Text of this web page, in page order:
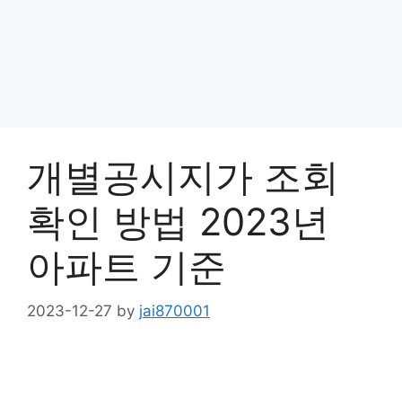
개별공시지가 조회
확인 방법 2023년
아파트 기준
2023-12-27 by jai870001